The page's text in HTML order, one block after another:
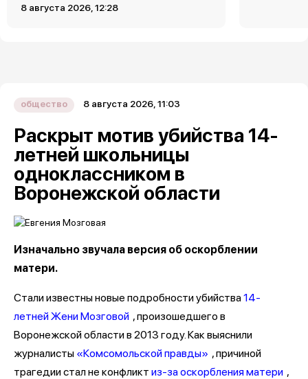
8 августа 2026, 12:28
общество 8 августа 2026, 11:03
Раскрыт мотив убийства 14-
летней школьницы
одноклассником в
Воронежской области
Изначально звучала версия об оскорблении
матери.
Стали известны новые подробности убийства14-
летней Жени Мозговой , произошедшего в
Воронежской области в 2013 году. Как выяснили
журналисты «Комсомольской правды» , причиной
трагедии стал не конфликт из-за оскорбления матери ,